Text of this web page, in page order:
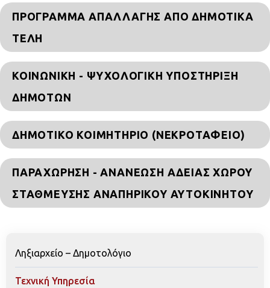
ΠΡΌΓΡΑΜΜΑ ΑΠΑΛΛΑΓΉΣ ΑΠΌ ΔΗΜΟΤΙΚΆ
ΤΈΛΗ
ΚΟΙΝΩΝΙΚΉ - ΨΥΧΟΛΟΓΙΚΉ ΥΠΟΣΤΉΡΙΞΗ
ΔΗΜΟΤΏΝ
ΔΗΜΟΤΙΚΌ ΚΟΙΜΗΤΉΡΙΟ (ΝΕΚΡΟΤΑΦΕΊΟ)
ΠΑΡΑΧΏΡΗΣΗ - ΑΝΑΝΈΩΣΗ ΆΔΕΙΑΣ ΧΏΡΟΥ
ΣΤΆΘΜΕΥΣΗΣ ΑΝΑΠΗΡΙΚΟΎ ΑΥΤΟΚΙΝΉΤΟΥ
Ληξιαρχείο – Δημοτολόγιο
Τεχνική Υπηρεσία